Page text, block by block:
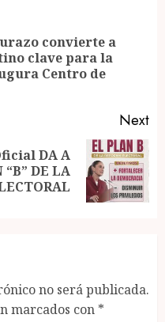
convierte a
clave para la
Centro de
Next
DA A
“B” DE LA
no será publicada.
marcados con *